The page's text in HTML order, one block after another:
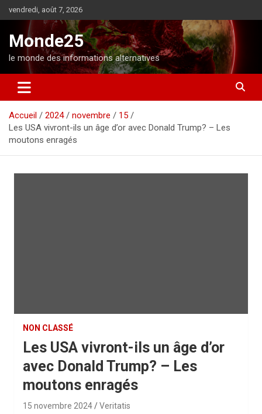
l
o
n
vendredi, août 7, 2026
Monde25
le monde des informations alternatives
Accueil 2024 novembre
15
Les USA vivront-ils un âge d’or avec Donald Trump? – Les
moutons enragés
NON CLASSÉ
Les USA vivront-ils un âge d’or
avec Donald Trump? – Les
moutons enragés
15 novembre 2024 Veritatis